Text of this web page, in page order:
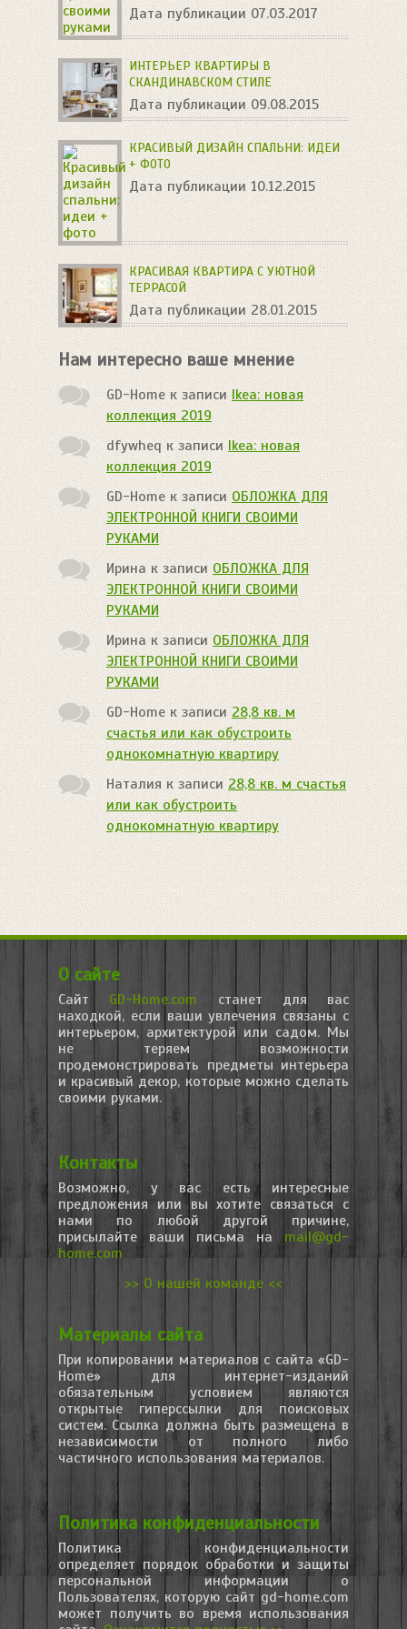
Дата публикации 07.03.2017
ИНТЕРЬЕР КВАРТИРЫ В
СКАНДИНАВСКОМ СТИЛЕ
Дата публикации 09.08.2015
КРАСИВЫЙ ДИЗАЙН СПАЛЬНИ: ИДЕИ
+ ФОТО
Дата публикации 10.12.2015
КРАСИВАЯ КВАРТИРА С УЮТНОЙ
ТЕРРАСОЙ
Дата публикации 28.01.2015
Нам интересно ваше мнение
GD-Home к записиIkea: новая
коллекция 2019
dfywheq к записиIkea: новая
коллекция 2019
GD-Homeк записи ОБЛОЖКА ДЛЯ
ЭЛЕКТРОННОЙ КНИГИ СВОИМИ
РУКАМИ
Ирина к записиОБЛОЖКА ДЛЯ
ЭЛЕКТРОННОЙ КНИГИ СВОИМИ
РУКАМИ
Ирина к записиОБЛОЖКА ДЛЯ
ЭЛЕКТРОННОЙ КНИГИ СВОИМИ
РУКАМИ
GD-Home к записи 28,8 кв. м
счастья или как обустроить
однокомнатную квартиру
Наталия к записи28,8 кв. м счастья
или как обустроить
однокомнатную квартиру
О сайте
Сайт GD-Home.com станет для вас
находкой, если ваши увлечения связаны с
интерьером, архитектурой или садом. Мы
не теряем возможности
продемонстрировать предметы интерьера
и красивый декор, которые можно сделать
своими руками.
Контакты
Возможно, у вас есть интересные
предложения или вы хотите связаться с
нами по любой другой причине,
присылайте ваши письма на mail@gd-
home.com
>> О нашей команде <<
Материалы сайта
При копировании материалов с сайта «GD-
Home» для интернет-изданий
обязательным условием являются
открытые гиперссылки для поисковых
систем. Ссылка должна быть размещена в
независимости от полного либо
частичного использования материалов.
Политика конфиденциальности
Политика конфиденциальности
определяет порядок обработки и защиты
персональной информации о
Пользователях, которую сайт gd-home.com
может получить во время использования